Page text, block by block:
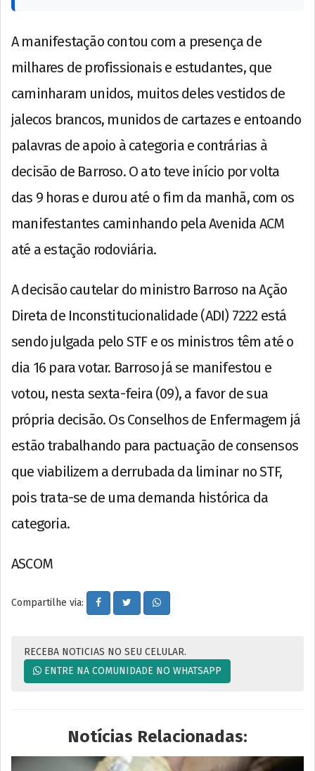
A manifestação contou com a presença de
milhares de profissionais e estudantes, que
caminharam unidos, muitos deles vestidos de
jalecos brancos, munidos de cartazes e entoando
palavras de apoio à categoria e contrárias à
decisão de Barroso. O ato teve início por volta
das 9 horas e durou até o fim da manhã, com os
manifestantes caminhando pela Avenida ACM
até a estação rodoviária.
A decisão cautelar do ministro Barroso na Ação
Direta de Inconstitucionalidade (ADI) 7222 está
sendo julgada pelo STF e os ministros têm até o
dia 16 para votar. Barroso já se manifestou e
votou, nesta sexta-feira (09), a favor de sua
própria decisão. Os Conselhos de Enfermagem já
estão trabalhando para pactuação de consensos
que viabilizem a derrubada da liminar no STF,
pois trata-se de uma demanda histórica da
categoria.
ASCOM
Compartilhe via:
RECEBA NOTICIAS NO SEU CELULAR.
ENTRE NA COMUNIDADE NO WHATSAPP
Notícias Relacionadas: